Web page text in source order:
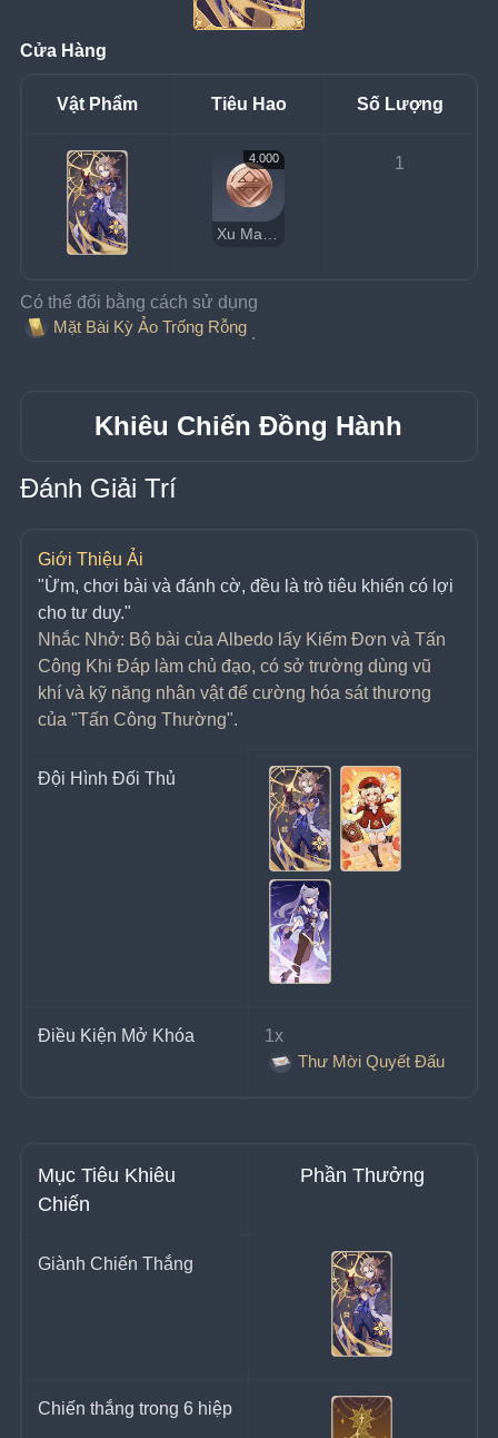
Cửa Hàng
Vật Phẩm Tiêu Hao Số Lượng
4.000 1
Có thể đổi bằng cách sử dụng
Mặt Bài Kỳ Ảo Trống Rỗng
Khiêu Chiến Đồng Hành
Đánh Giải Trí
Giới Thiệu Ải
"Ừm, chơi bài và đánh cờ, đều là trò tiêu khiển có lợi
cho tư duy."
Nhắc Nhở: Bộ bài của Albedo lấy Kiếm Đơn và Tấn
Công Khi Đáp làm chủ đạo, có sở trường dùng vũ
khí và kỹ năng nhân vật để cường hóa sát thương
của "Tấn Công Thường".
Đội Hình Đối Thủ
Điều Kiện Mở Khóa
1x
Thư Mời Quyết Đấu
Mục Tiêu Khiêu
Chiến
Phần Thưởng
Giành Chiến Thắng
Chiến thắng trong 6 hiệp